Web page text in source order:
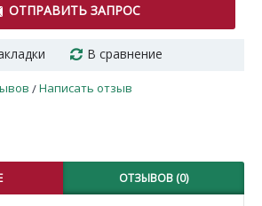
ОТПРАВИТЬ ЗАПРОС
В сравнение
/Написать отзыв
ОТЗЫВОВ (0)